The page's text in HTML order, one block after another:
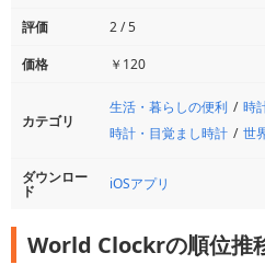
評価
2 / 5
価格
￥120
カテゴリ
生活・暮らしの便利
時
時計・目覚まし時計
世
ダウンロー
ド iOSアプリ
World Clockrの順位推